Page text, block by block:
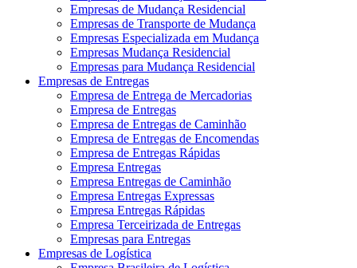
Empresas de Mudança Residencial
Empresas de Transporte de Mudança
Empresas Especializada em Mudança
Empresas Mudança Residencial
Empresas para Mudança Residencial
Empresas de Entregas
Empresa de Entrega de Mercadorias
Empresa de Entregas
Empresa de Entregas de Caminhão
Empresa de Entregas de Encomendas
Empresa de Entregas Rápidas
Empresa Entregas
Empresa Entregas de Caminhão
Empresa Entregas Expressas
Empresa Entregas Rápidas
Empresa Terceirizada de Entregas
Empresas para Entregas
Empresas de Logística